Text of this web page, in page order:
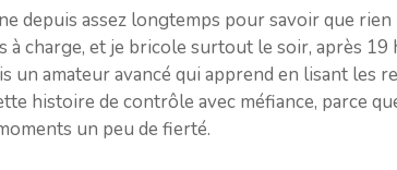
depuis assez longtemps pour savoir que rien
à charge, et je bricole surtout le soir, après 19
un amateur avancé qui apprend en lisant les
histoire de contrôle avec méfiance, parce
un peu de fierté.